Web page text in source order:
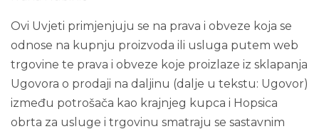
Ovi Uvjeti primjenjuju se na prava i obveze koja se
odnose na kupnju proizvoda ili usluga putem web
trgovine te prava i obveze koje proizlaze iz sklapanja
Ugovora o prodaji na daljinu (dalje u tekstu: Ugovor)
između potrošača kao krajnjeg kupca i Hopsica
obrta za usluge i trgovinu smatraju se sastavnim